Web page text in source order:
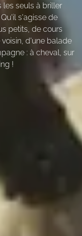
les seuls à briller
s'agisse de
petits, de cours
d'une balade
: à cheval, sur
!